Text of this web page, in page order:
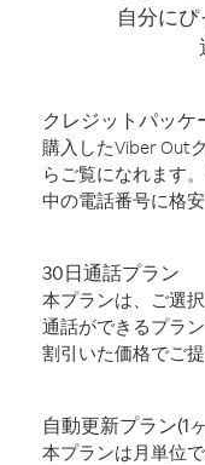
自分に
クレジットパッケ
購入したViber Out
らご覧になれます
中の電話番号に格
30日通話プラン
本プランは、ご選
通話ができるプラ
割引いた価格でご提
自動更新プラン(1
本プランは月単位